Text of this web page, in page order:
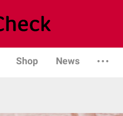
Shop News